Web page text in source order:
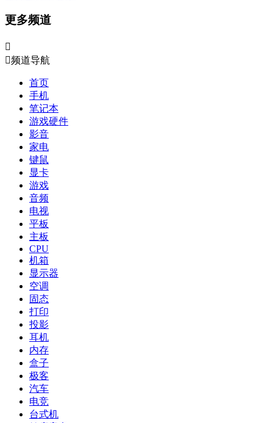
更多频道

频道导航
首页
手机
笔记本
游戏硬件
影音
家电
键鼠
显卡
游戏
音频
电视
平板
主板
CPU
机箱
显示器
空调
固态
打印
投影
耳机
内存
盒子
极客
汽车
电竞
台式机